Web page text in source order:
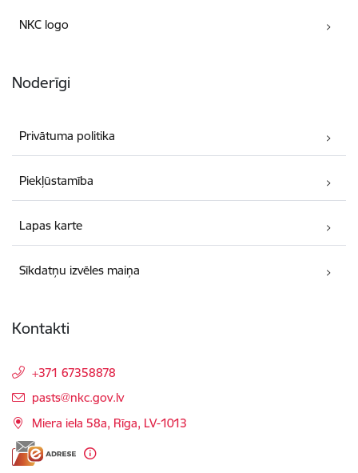
NKC logo
Noderīgi
Privātuma politika
Piekļūstamība
Lapas karte
Sīkdatņu izvēles maiņa
Kontakti
+371 67358878
E-pasts:
pasts@nkc.gov.lv
Miera iela 58a, Rīga, LV-1013